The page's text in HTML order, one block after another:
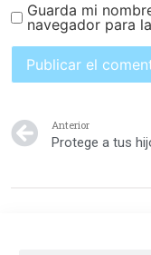
Guarda mi
navegador para
Anterior